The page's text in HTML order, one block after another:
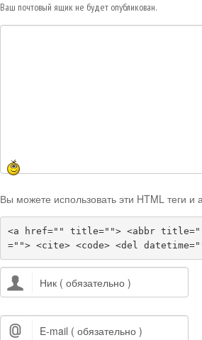
Ваш почтовый ящик не будет опубликован.
Вы можете использовать эти HTML теги и
<a href="" title=""> <abbr
=""> <cite> <code> <del